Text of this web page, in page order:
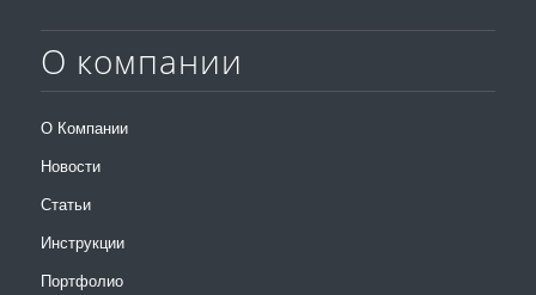
О компании
О Компании
Новости
Статьи
Инструкции
Портфолио